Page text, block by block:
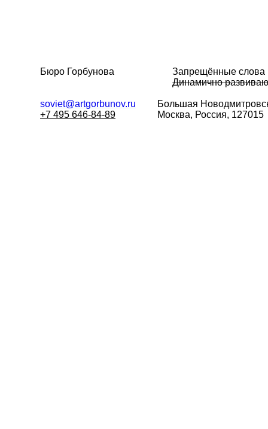
Бюро Горбунова
Запрещённые слова
Динамично
soviet@artgorbunov.ru
+7 495 646-84-89
Большая
Москва, Россия, 127015